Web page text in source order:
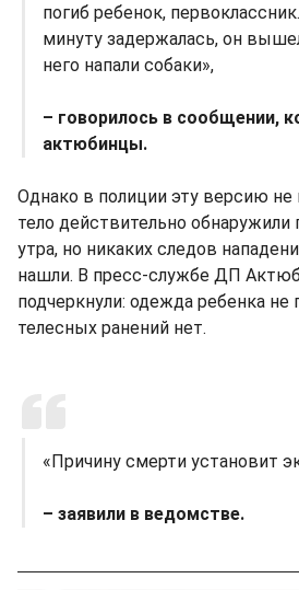
погиб ребенок,
минуту задержалась, он
него напали собаки»,
– говорилось в сообщении,
актюбинцы.
Однако в полиции эту версию не
тело действительно обнаружили
утра, но никаких следов
нашли. В пресс-службе ДП
подчеркнули: одежда ребенка не
телесных ранений нет.
«Причину смерти установит
– заявили в ведомстве.